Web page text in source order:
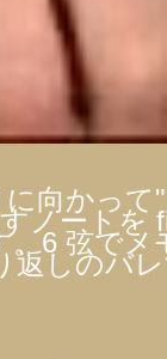
向かっ
ノートを
6 弦で
返しのバ